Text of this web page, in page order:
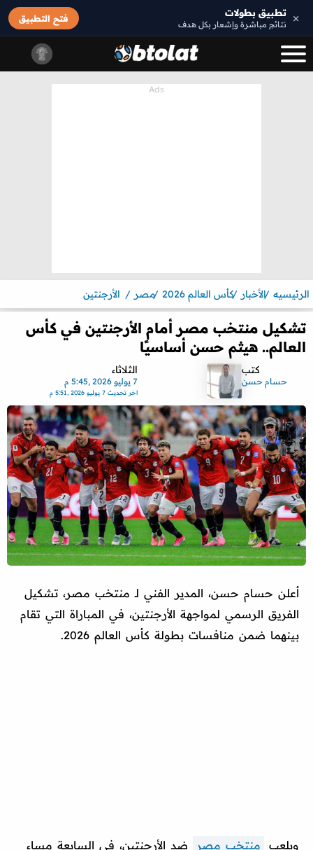
× تطبيق بطولات
نتائج مباشرة وإشعار بكل هدف
فتح التطبيق
الرئيسيه الأخبار كأس العالم 2026 مصر الأرجنتين
تشكيل منتخب مصر أمام الأرجنتين في كأس
العالم.. هيثم حسن أساسيًا
كتب
حسام حسن
الثلاثاء
7 يوليو 2026 ,5:45 م
اخر تحديث7 يوليو 2026 ,5:51 م
أعلن حسام حسن، المدير الفني لـ منتخب مصر، تشكيل
الفريق الرسمي لمواجهة الأرجنتين، في المباراة التي تقام
بينهما ضمن منافسات بطولة كأس العالم 2026.
ويلعب منتخب مصر
ضد الأرجنتين، في السابعة مساء